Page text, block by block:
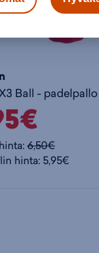
Ball - padelpallo
6,50€
hinta: 5,95€